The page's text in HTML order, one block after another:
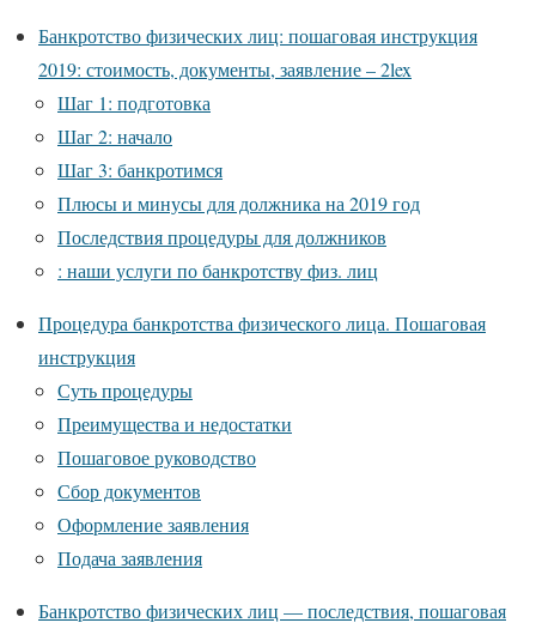
Банкротство физических лиц: пошаговая инструкция
2019: стоимость, документы, заявление – 2lex
Шаг 1: подготовка
Шаг 2: начало
Шаг 3: банкротимся
Плюсы и минусы для должника на 2019 год
Последствия процедуры для должников
: наши услуги по банкротству физ. лиц
Процедура банкротства физического лица. Пошаговая
инструкция
Суть процедуры
Преимущества и недостатки
Пошаговое руководство
Сбор документов
Оформление заявления
Подача заявления
Банкротство физических лиц — последствия, пошаговая